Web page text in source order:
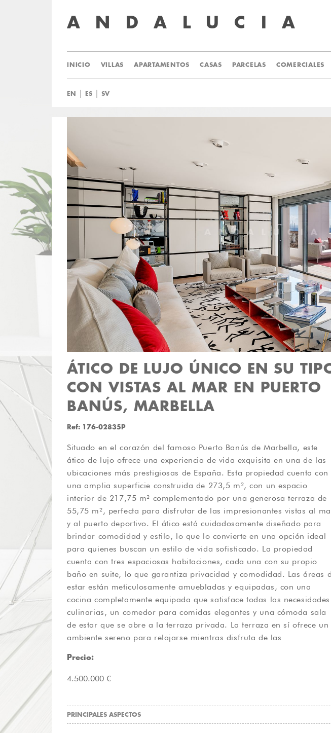
ANDALUCIA
INICIO VILLAS APARTAMENTOS CASAS PARCELAS COMERCIALES
EN | ES | SV
ÁTICO DE LUJO ÚNICO EN SU
CON VISTAS AL MAR EN PUERTO
BANÚS, MARBELLA
Ref: 176-02835P
Situado en el corazón del famoso Puerto Banús de Marbella, este
ático de lujo ofrece una experiencia de vida exquisita en una de las
ubicaciones más prestigiosas de España. Esta propiedad cuenta con
una amplia superficie construida de 273,5 m², con un espacio
interior de 217,75 m² complementado por una generosa terraza de
55,75 m², perfecta para disfrutar de las impresionantes vistas al
y al puerto deportivo. El ático está cuidadosamente diseñado para
brindar comodidad y estilo, lo que lo convierte en una opción ideal
para quienes buscan un estilo de vida sofisticado. La propiedad
cuenta con tres espaciosas habitaciones, cada una con su propio
baño en suite, lo que garantiza privacidad y comodidad. Las áreas
estar están meticulosamente amuebladas y equipadas, con una
cocina completamente equipada que satisface todas las necesidades
culinarias, un comedor para comidas elegantes y una cómoda sala
de estar que se abre a la terraza privada. La terraza en sí ofrece un
ambiente sereno para relajarse mientras disfruta de las
impresionantes vistas al mar. Lo que mejora aún más el atractivo de
esta propiedad es su proximidad a una variedad de servicios y
conexiones de transporte. Ubicado junto a la playa, el ático está a un
corto paseo del mar, las tiendas y la vibrante ciudad local. También
está cerca del puerto, lo que proporciona un fácil acceso al puerto
deportivo y sus exclusivas ofertas de estilo de vida. Los
apreciarán la comodidad de una comunidad cerrada que garantiza la
seguridad y la tranquilidad. Esta propiedad se mantiene en excelentes
condiciones, lo que refleja tanto lujo como practicidad. El aire
acondicionado está instalado en todas partes, lo que brinda
comodidad durante los meses más cálidos. Las
prácticas, como un lavadero y armarios empotrados, se suman a la
funcionalidad de la casa, mientras que la amplia terraza presenta un
espacio adicional para la relajación. Esta propiedad encarna la
combinación perfecta de lujo moderno y encanto tradicional, ubicada
Precio:
4.500.000 €
PRINCIPALES ASPECTOS